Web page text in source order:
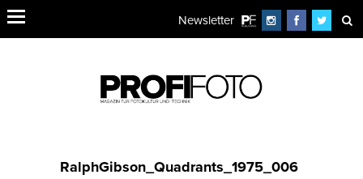
Newsletter
RalphGibson_Quadrants_1975_006